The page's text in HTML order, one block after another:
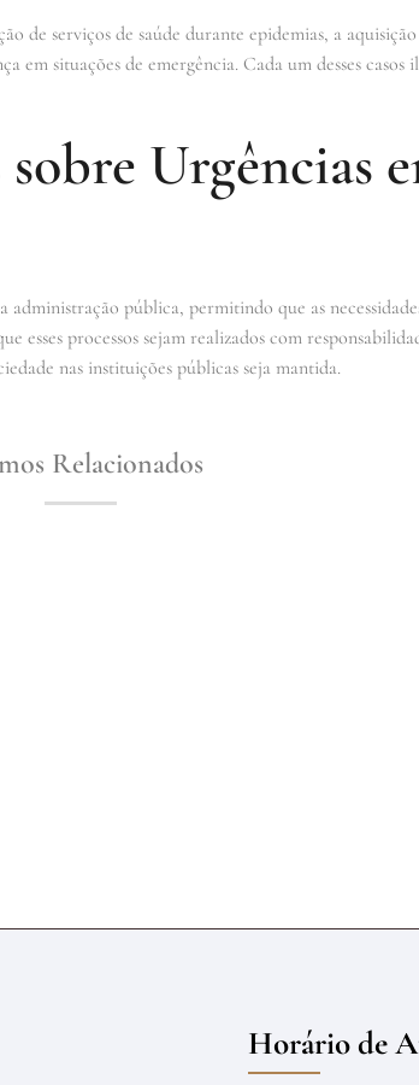
de serviços de saúde durante epidemias, a
em situações de emergência. Cada um desses
Urgências
pública, permitindo que as
esses processos sejam realizados com
nas instituições públicas seja mantida.
Relacionados
Horário de